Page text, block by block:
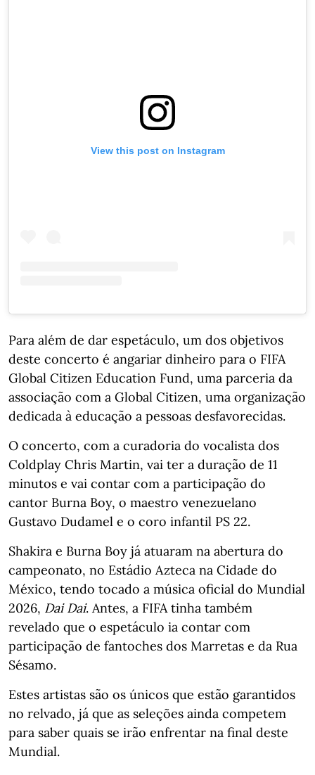
View this post on Instagram
Para além de dar espetáculo, um dos objetivos
deste concerto é angariar dinheiro para o FIFA
Global Citizen Education Fund, uma parceria da
associação com a Global Citizen, uma organização
dedicada à educação a pessoas desfavorecidas.
O concerto, com a curadoria do vocalista dos
Coldplay Chris Martin, vai ter a duração de 11
minutos e vai contar com a participação do
cantor Burna Boy, o maestro venezuelano
Gustavo Dudamel e o coro infantil PS 22.
Shakira e Burna Boy já atuaram na abertura do
campeonato, no Estádio Azteca na Cidade do
México, tendo tocado a música oficial do Mundial
2026, Dai Dai. Antes, a FIFA tinha também
revelado que o espetáculo ia contar com
participação de fantoches dos Marretas e da Rua
Sésamo.
Estes artistas são os únicos que estão garantidos
no relvado, já que as seleções ainda competem
para saber quais se irão enfrentar na final deste
Mundial.